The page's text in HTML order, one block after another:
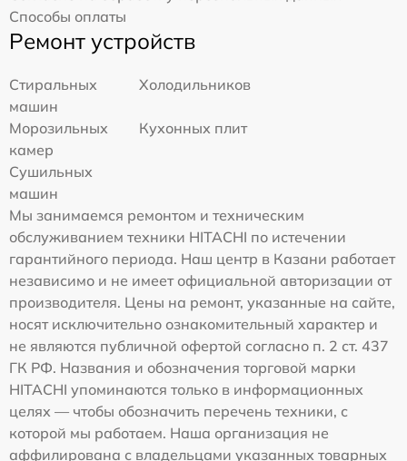
Способы оплаты
Ремонт устройств
Стиральных
машин
Холодильников
Морозильных
камер
Кухонных плит
Сушильных
машин
Мы занимаемся ремонтом и техническим
обслуживанием техники HITACHI по истечении
гарантийного периода. Наш центр в Казани работает
независимо и не имеет официальной авторизации от
производителя. Цены на ремонт, указанные на сайте,
носят исключительно ознакомительный характер и
не являются публичной офертой согласно п. 2 ст. 437
ГК РФ. Названия и обозначения торговой марки
HITACHI упоминаются только в информационных
целях — чтобы обозначить перечень техники, с
которой мы работаем. Наша организация не
аффилирована с владельцами указанных товарных